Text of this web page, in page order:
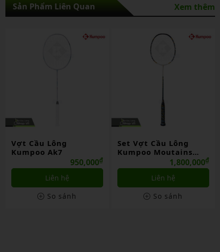
Sản Phẩm Liên Quan Xem thêm
Set Vợt Cầu Lông
Kumpoo Moutains
1,800,000₫
Liên hệ
So sánh
Set Vợt Cầu Lông
Kumpoo Sakura
750,000₫
Liên hệ
So sánh